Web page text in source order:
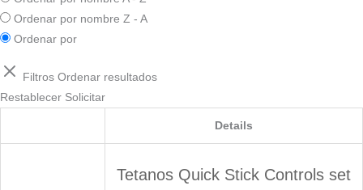
Ordenar por nombre Z - A
Ordenar por
Filtros Ordenar resultados
Restablecer Solicitar
Details
Tetanos Quick Stick Controls set